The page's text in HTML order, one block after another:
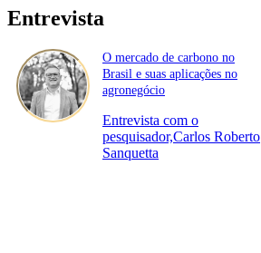
Entrevista
O mercado de carbono no
Brasil e suas aplicações no
agronegócio
Entrevista com o
pesquisador,Carlos Roberto
Sanquetta